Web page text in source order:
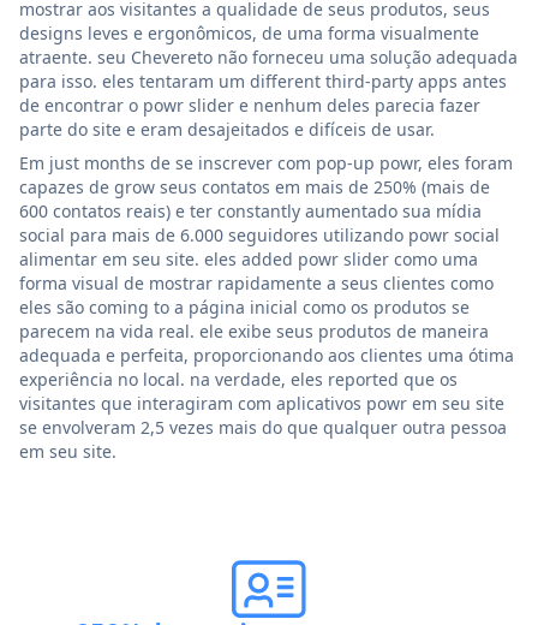
mostrar aos visitantes a qualidade de seus produtos, seus
designs leves e ergonômicos, de uma forma visualmente
atraente. seu Chevereto não forneceu uma solução adequada
para isso. eles tentaram um different third-party apps antes
de encontrar o powr slider e nenhum deles parecia fazer
parte do site e eram desajeitados e difíceis de usar.
Em just months de se inscrever com pop-up powr, eles foram
capazes de grow seus contatos em mais de 250% (mais de
600 contatos reais) e ter constantly aumentado sua mídia
social para mais de 6.000 seguidores utilizando powr social
alimentar em seu site. eles added powr slider como uma
forma visual de mostrar rapidamente a seus clientes como
eles são coming to a página inicial como os produtos se
parecem na vida real. ele exibe seus produtos de maneira
adequada e perfeita, proporcionando aos clientes uma ótima
experiência no local. na verdade, eles reported que os
visitantes que interagiram com aplicativos powr em seu site
se envolveram 2,5 vezes mais do que qualquer outra pessoa
em seu site.